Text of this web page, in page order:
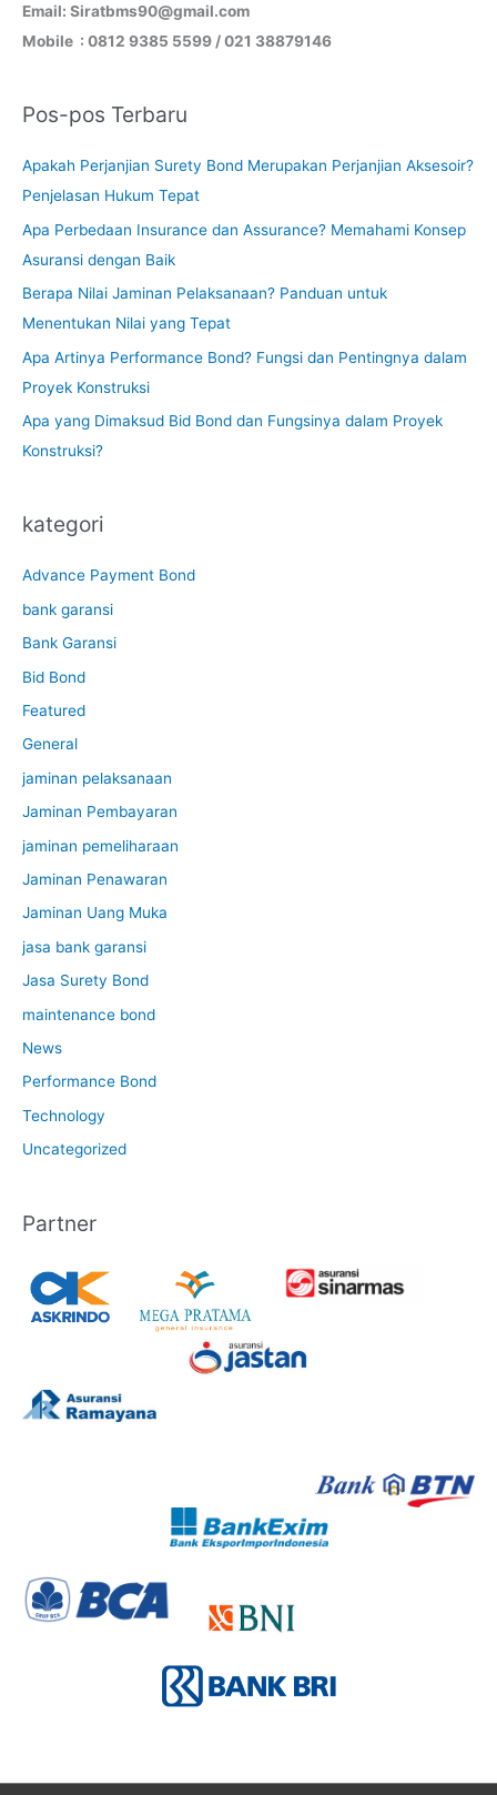
Email: Siratbms90@gmail.com
Mobile : 0812 9385 5599 / 021 38879146
Pos-pos Terbaru
Apakah Perjanjian Surety Bond Merupakan Perjanjian Aksesoir?
Penjelasan Hukum Tepat
Apa Perbedaan Insurance dan Assurance? Memahami Konsep
Asuransi dengan Baik
Berapa Nilai Jaminan Pelaksanaan? Panduan untuk
Menentukan Nilai yang Tepat
Apa Artinya Performance Bond? Fungsi dan Pentingnya dalam
Proyek Konstruksi
Apa yang Dimaksud Bid Bond dan Fungsinya dalam Proyek
Konstruksi?
kategori
Advance Payment Bond
bank garansi
Bank Garansi
Bid Bond
Featured
General
jaminan pelaksanaan
Jaminan Pembayaran
jaminan pemeliharaan
Jaminan Penawaran
Jaminan Uang Muka
jasa bank garansi
Jasa Surety Bond
maintenance bond
News
Performance Bond
Technology
Uncategorized
Partner